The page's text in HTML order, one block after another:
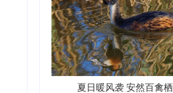
夏日暖风袭 安然百禽栖